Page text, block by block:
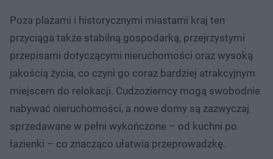
Poza plażami i historycznymi miastami kraj ten
przyciąga także stabilną gospodarką, przejrzystymi
przepisami dotyczącymi nieruchomości oraz wysoką
jakością życia, co czyni go coraz bardziej atrakcyjnym
miejscem do relokacji. Cudzoziemcy mogą swobodnie
nabywać nieruchomości, a nowe domy są zazwyczaj
sprzedawane w pełni wykończone – od kuchni po
łazienki – co znacząco ułatwia przeprowadzkę.